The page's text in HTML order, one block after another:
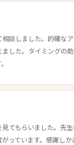
談しました。的確な
ました。タイミングの
てもらいました。先
っています。感謝しか